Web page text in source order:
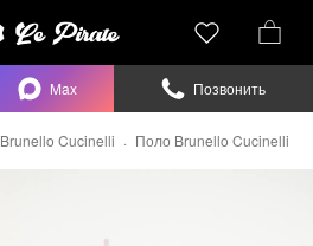
Brunello Cucinelli Поло Brunello Cucinelli
Max Позвонить